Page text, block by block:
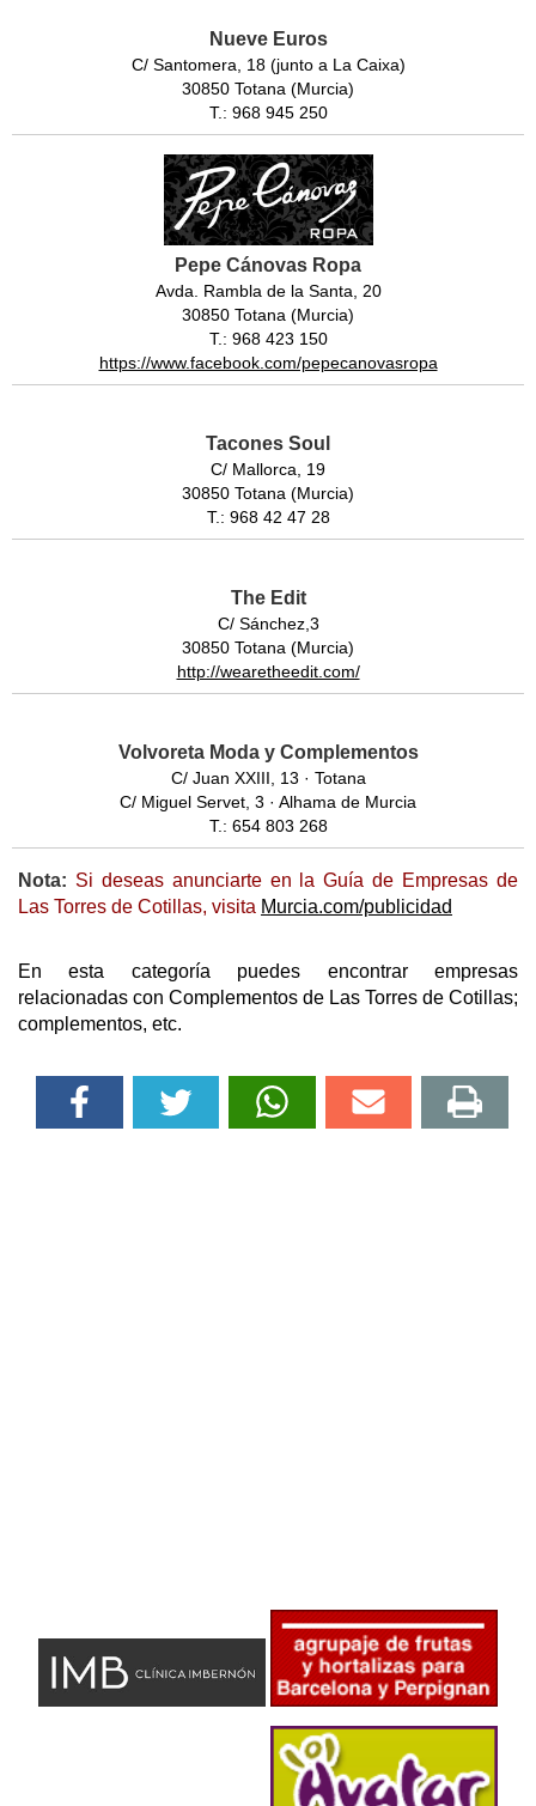
Nueve Euros
C/ Santomera, 18 (junto a La Caixa)
30850 Totana (Murcia)
T.: 968 945 250
Pepe Cánovas Ropa
Avda. Rambla de la Santa, 20
30850 Totana (Murcia)
T.: 968 423 150
https://www.facebook.com/pepecanovasropa
Tacones Soul
C/ Mallorca, 19
30850 Totana (Murcia)
T.: 968 42 47 28
The Edit
C/ Sánchez,3
30850 Totana (Murcia)
http://wearetheedit.com/
Volvoreta Moda y Complementos
C/ Juan XXIII, 13 · Totana
C/ Miguel Servet, 3 · Alhama de Murcia
T.: 654 803 268
Nota: Si deseas anunciarte en la Guía de Empresas de
Las Torres de Cotillas, visita Murcia.com/publicidad
En esta categoría puedes encontrar empresas
relacionadas con Complementos de Las Torres de Cotillas;
complementos, etc.